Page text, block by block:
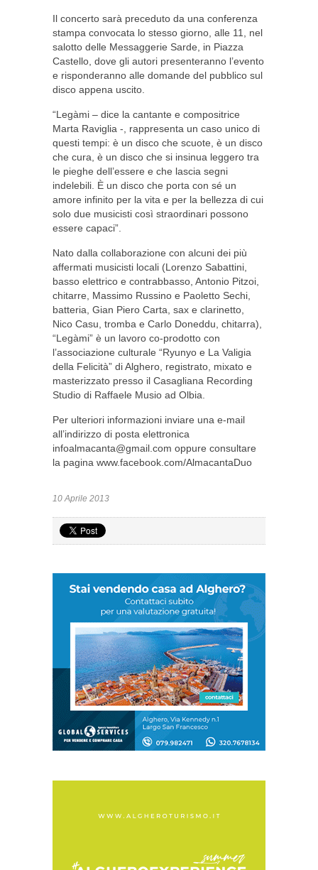
Il concerto sarà preceduto da una conferenza
stampa convocata lo stesso giorno, alle 11, nel
salotto delle Messaggerie Sarde, in Piazza
Castello, dove gli autori presenteranno l’evento
e risponderanno alle domande del pubblico sul
disco appena uscito.
“Legàmi – dice la cantante e compositrice
Marta Raviglia -, rappresenta un caso unico di
questi tempi: è un disco che scuote, è un disco
che cura, è un disco che si insinua leggero tra
le pieghe dell’essere e che lascia segni
indelebili. È un disco che porta con sé un
amore infinito per la vita e per la bellezza di cui
solo due musicisti così straordinari possono
essere capaci”.
Nato dalla collaborazione con alcuni dei più
affermati musicisti locali (Lorenzo Sabattini,
basso elettrico e contrabbasso, Antonio Pitzoi,
chitarre, Massimo Russino e Paoletto Sechi,
batteria, Gian Piero Carta, sax e clarinetto,
Nico Casu, tromba e Carlo Doneddu, chitarra),
“Legàmi” è un lavoro co-prodotto con
l’associazione culturale “Ryunyo e La Valigia
della Felicità” di Alghero, registrato, mixato e
masterizzato presso il Casagliana Recording
Studio di Raffaele Musio ad Olbia.
Per ulteriori informazioni inviare una e-mail
all’indirizzo di posta elettronica
infoalmacanta@gmail.com oppure consultare
la pagina www.facebook.com/AlmacantaDuo
10 Aprile 2013